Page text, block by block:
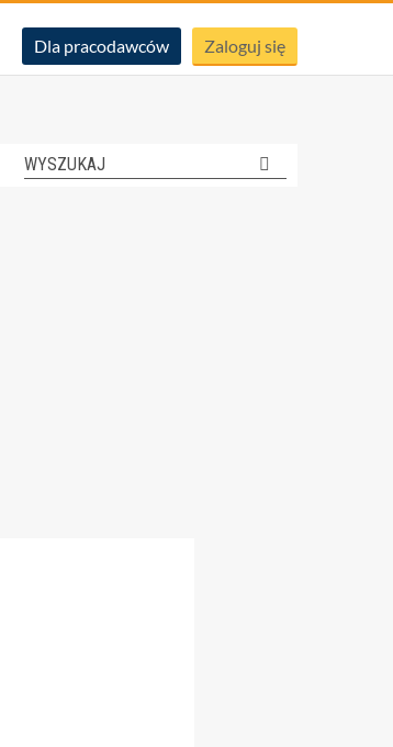
Dla pracodawców Zaloguj się